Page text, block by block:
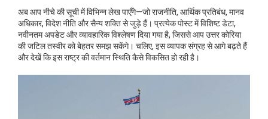
अब आप नीचे की सूची में विभिन्न लेख पाएँगे—जो राजनीति, आर्थिक प्रतिबंध, मानव
अधिकार, विदेश नीति और सैन्य शक्ति से जुड़े हैं। प्रत्येक पोस्ट में विशिष्ट डेटा,
नवीनतम अपडेट और व्यावहारिक विश्लेषण दिया गया है, जिससे आप उत्तर कोरिया
की जटिल तस्वीर को बेहतर समझ सकेंगे। चलिए, इस व्यापक संग्रह से आगे बढ़ते हैं
और देखें कि इस राष्ट्र की वर्तमान स्थिति कैसे विकसित हो रही है।